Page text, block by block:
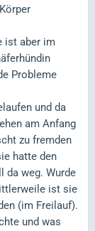
ist aber im
Probleme
und da
am Anfang
zu fremden
hatte den
da weg. Wurde
ist sie
(im Freilauf).
und was